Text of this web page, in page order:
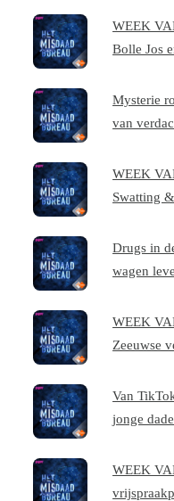
WEEK
Bolle Jos
Mysterie
van
WEEK
Swatting
Drugs in
wagen
WEEK
Zeeuwse
Van
jonge
WEEK